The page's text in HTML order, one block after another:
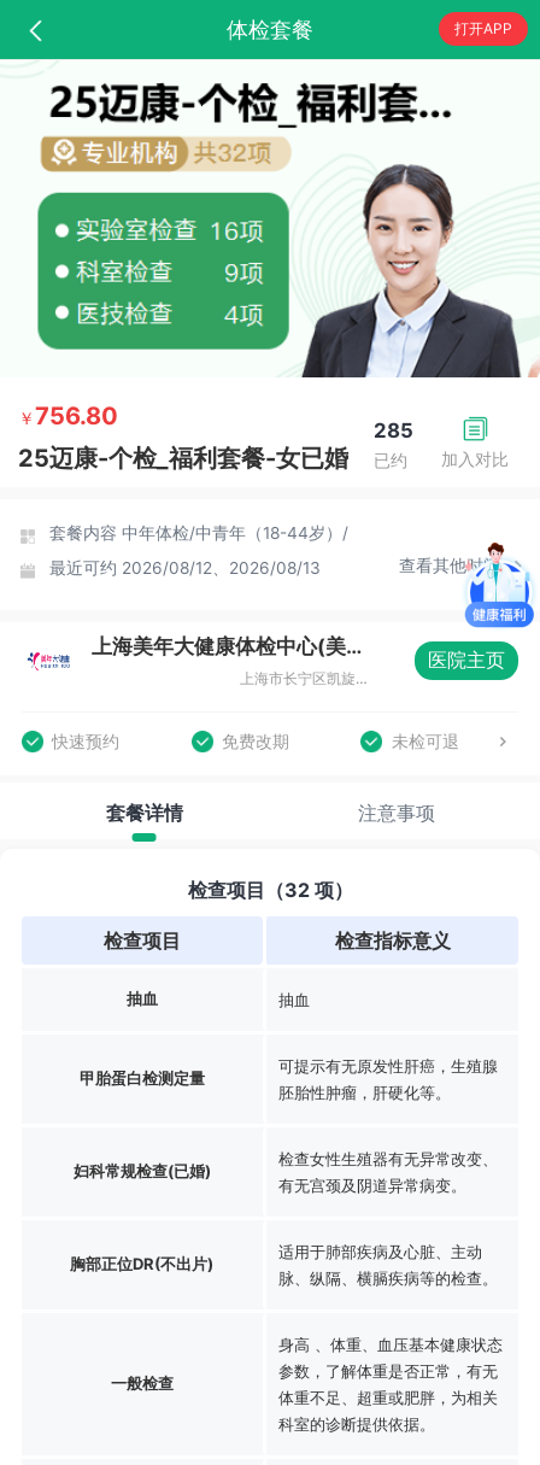
体检套餐 打开APP
加入对比
285
已约
￥756.80
25迈康-个检_福利套餐-女已婚
套餐内容 中年体检/中青年（18-44岁）/
最近可约 2026/08/12、2026/08/13 查看其他时间
上海美年大健康体检中心(美楷分院)
上海市长宁区凯旋路369号B1层08室
医院主页
快速预约 免费改期 未检可退
套餐详情 注意事项
检查项目（32 项）
检查项目 检查指标意义
抽血 抽血
甲胎蛋白检测定量
可提示有无原发性肝癌，生殖腺
胚胎性肿瘤，肝硬化等。
妇科常规检查(已婚)
检查女性生殖器有无异常改变、
有无宫颈及阴道异常病变。
胸部正位DR(不出片)
适用于肺部疾病及心脏、主动
脉、纵隔、横膈疾病等的检查。
一般检查
身高 、体重、血压基本健康状态
参数，了解体重是否正常，有无
体重不足、超重或肥胖，为相关
科室的诊断提供依据。